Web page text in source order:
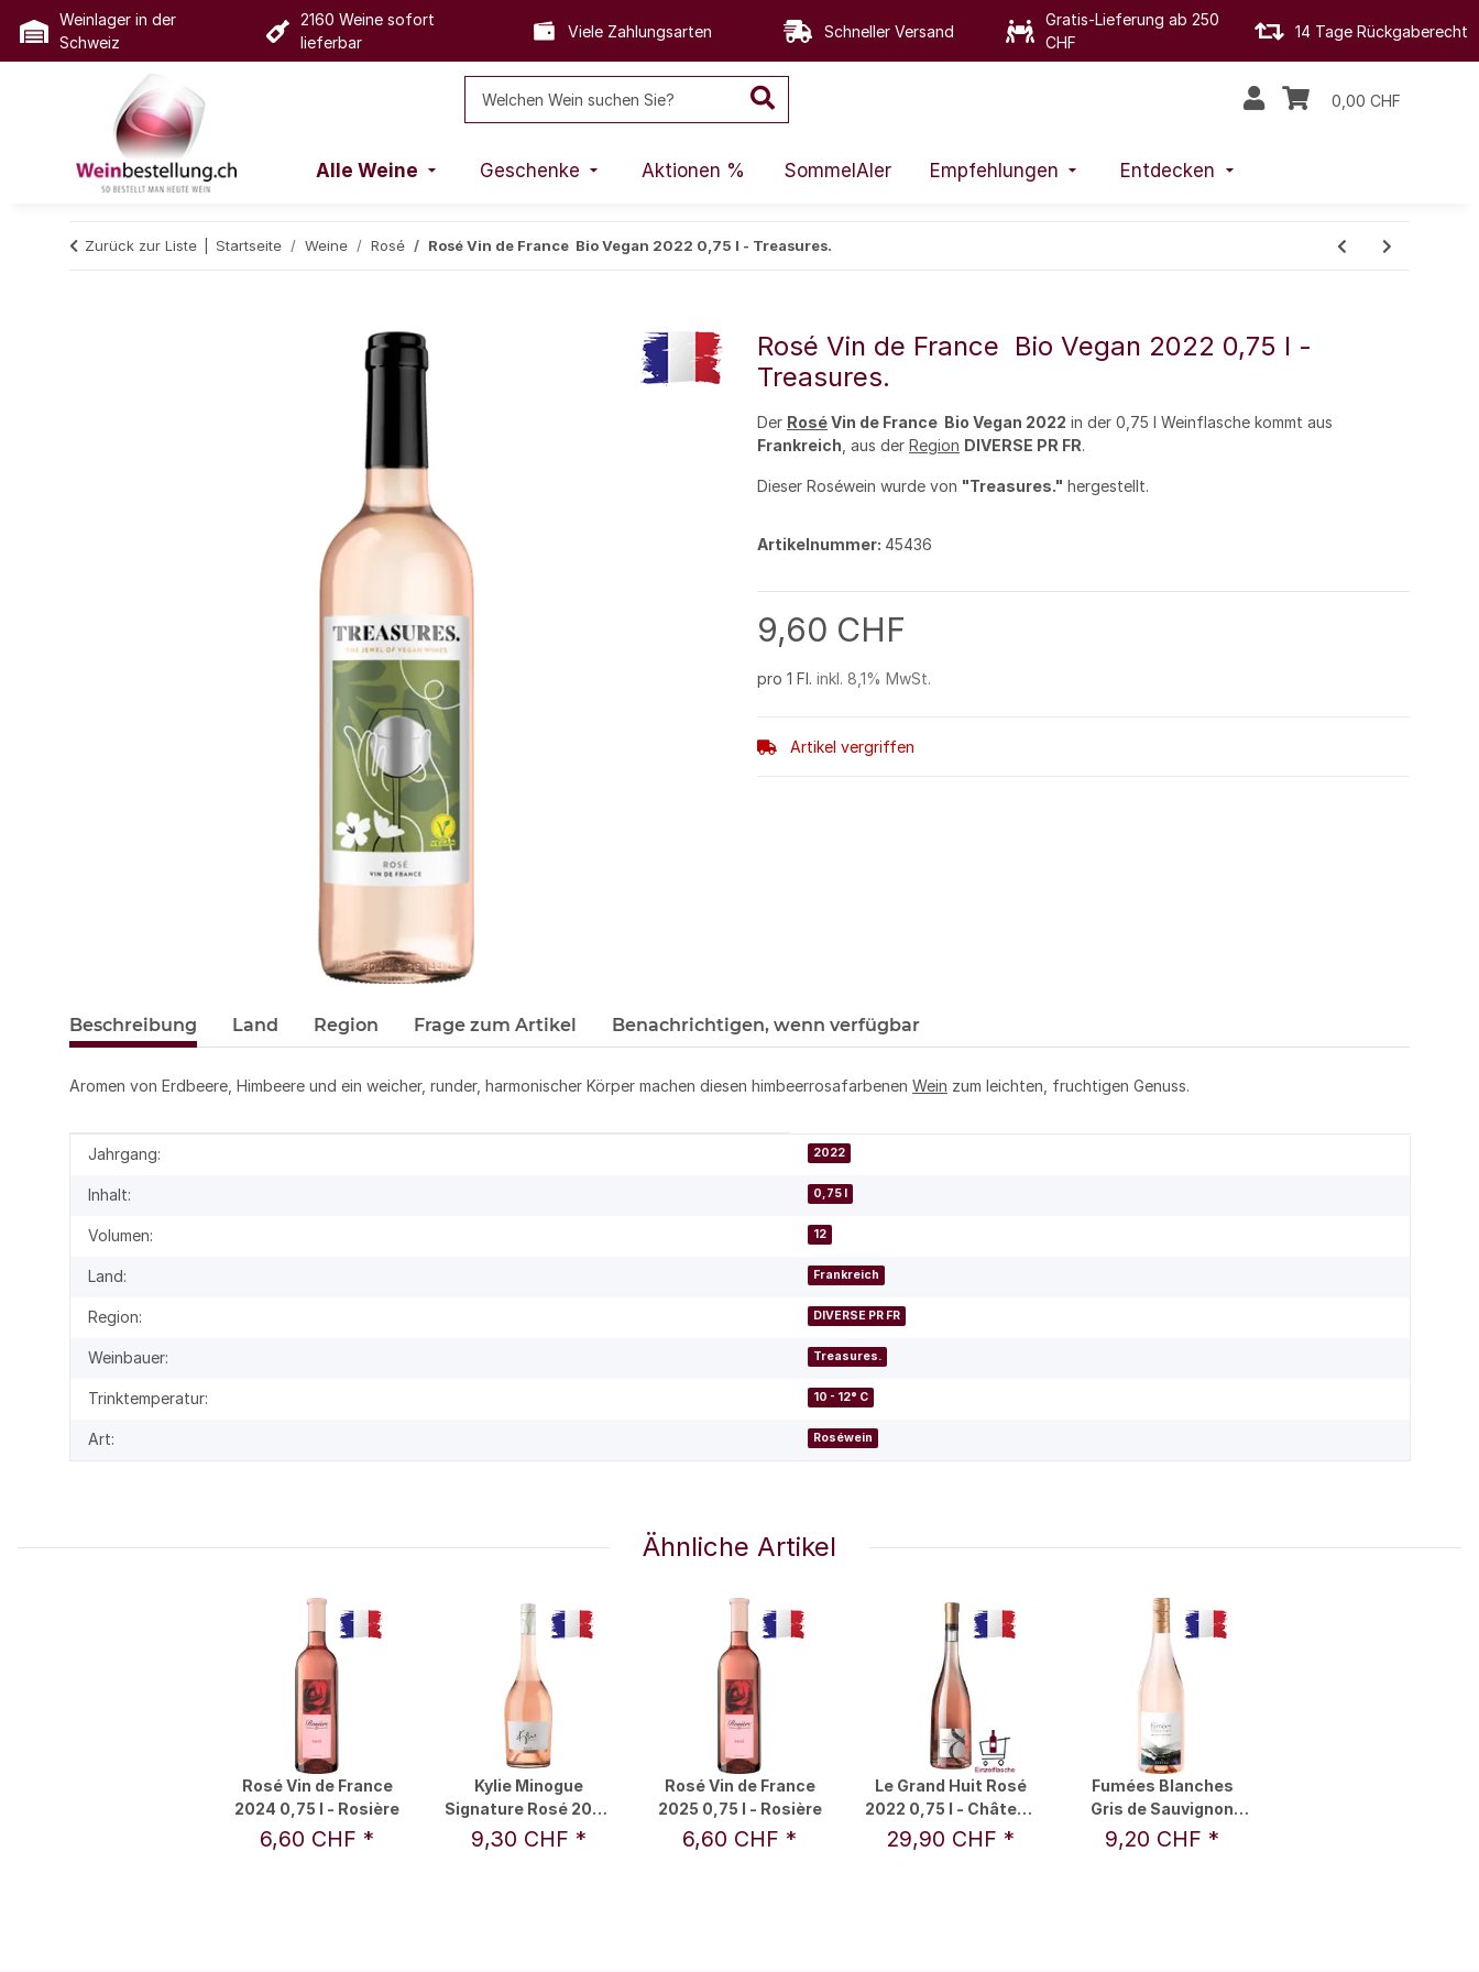
Weinlager in der
Schweiz
2160 Weine sofort
lieferbar
Viele Zahlungsarten Schneller Versand
Gratis-Lieferung ab 250
CHF
14 Tage Rückgaberecht
0,00 CHF
Alle Weine Geschenke Aktionen % SommelAIer Empfehlungen Entdecken
Zurück zur Liste Startseite Weine Rosé Rosé Vin de France  Bio Vegan 2022 0,75 l - Treasures.
Rosé Vin de France  Bio Vegan 2022 0,75 l -
Treasures.
Der RoséVin de France  Bio Vegan 2022 in der 0,75 l Weinflasche kommt aus
Frankreich , aus der Region DIVERSE PR FR.
Dieser Roséwein wurde von "Treasures." hergestellt.
Artikelnummer: 45436
9,60 CHF
pro 1 Fl. inkl. 8,1% MwSt.
Artikel vergriffen
Beschreibung Land Region Frage zum Artikel Benachrichtigen, wenn verfügbar
Aromen von Erdbeere, Himbeere und ein weicher, runder, harmonischer Körper machen diesen himbeerrosafarbenen Wein zum leichten, fruchtigen Genuss.
Produkteigenschaft
Wert
Jahrgang: 2022
Inhalt: 0,75 l
Volumen: 12
Land: Frankreich
Region: DIVERSE PR FR
Weinbauer: Treasures.
Trinktemperatur: 10 - 12° C
Art: Roséwein
Ähnliche Artikel
Rosé Vin de France
2024 0,75 l - Rosière
6,60 CHF *
Kylie Minogue
Signature Rosé 2022
0,75 l - Kylie Minogue
9,30 CHF *
Rosé Vin de France
2025 0,75 l - Rosière
6,60 CHF *
Le Grand Huit Rosé
2022 0,75 l - Château
Les Valentines
29,90 CHF *
Fumées Blanches
Gris de Sauvignon
Rosé 2025 0,75 l -
Francois Lurton
9,20 CHF *